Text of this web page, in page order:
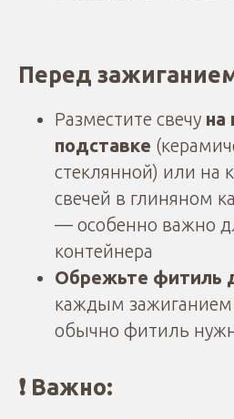
Перед
Разместите свечу на
подставке
стеклянной) или на
свечей в глиняном
— особенно важно
контейнера
Обрежьте фитиль
каждым зажиганием
обычно фитиль
❗ Важно: